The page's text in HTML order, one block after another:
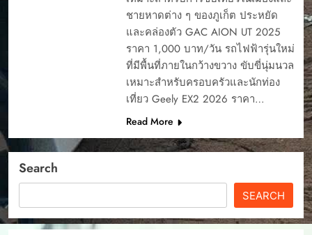
ชายหาดต่าง ๆ ของภูเก็ต ประหยัด
และคล่องตัว GAC AION UT 2025
ราคา 1,000 บาท/วัน รถไฟฟ้ารุ่นใหม่
ที่มีพื้นที่ภายในกว้างขวาง ขับขี่นุ่มนวล
เหมาะสำหรับครอบครัวและนักท่อง
เที่ยว Geely EX2 2026 ราคา…
Read More
Search
SEARCH